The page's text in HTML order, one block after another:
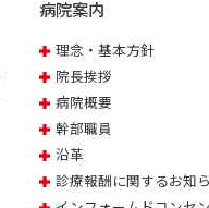
病院案内
理念・基本方針
院長挨拶
病院概要
幹部職員
沿革
診療報酬に関するお知